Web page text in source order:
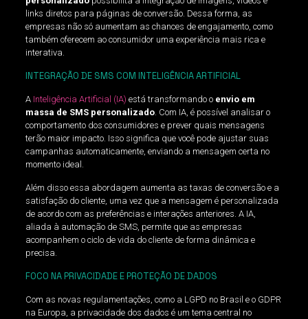
links diretos para páginas de conversão. Dessa forma, as
empresas não só aumentam as chances de engajamento, como
também oferecem ao consumidor uma experiência mais rica e
interativa.
INTEGRAÇÃO DE SMS COM INTELIGÊNCIA ARTIFICIAL
A Inteligência Artificial (IA) está transformando o envio em
massa de SMS personalizado. Com IA, é possível analisar o
comportamento dos consumidores e prever quais mensagens
terão maior impacto. Isso significa que você pode ajustar suas
campanhas automaticamente, enviando a mensagem certa no
momento ideal.
Além disso essa abordagem aumenta as taxas de conversão e a
satisfação do cliente, uma vez que a mensagem é personalizada
de acordo com as preferências e interações anteriores. A IA,
aliada à automação de SMS, permite que as empresas
acompanhem o ciclo de vida do cliente de forma dinâmica e
precisa.
FOCO NA PRIVACIDADE E PROTEÇÃO DE DADOS
Com as novas regulamentações, como a LGPD no Brasil e o GDPR
na Europa, a privacidade dos dados é um tema central no